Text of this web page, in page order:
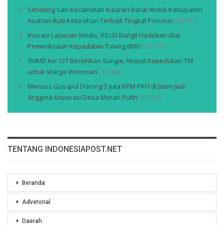
Sendang Sari Kecamatan Kisaran Barat Wakili Kabupaten
Asahan Ikuti Kelurahan Terbaik Tingkat Provinsi (28.797)
Inovasi Layanan Medis, RSUD Bangil Hadirkan Alat
Pemeriksaan Kepadatan Tulang BMD (25.176)
TMMD Ke-127 Bersihkan Sungai, Wujud Kepedulian TNI
untuk Warga Wonosari (16.484)
Mensos Gus ipul Dorong 5 Juta KPM PKH di Jatim Jadi
Anggota Koperasi Desa Merah Putih (16.349)
TENTANG INDONESIAPOST.NET
Beranda
Advetorial
Daerah